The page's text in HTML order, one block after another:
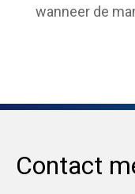
wanneer de
Contact